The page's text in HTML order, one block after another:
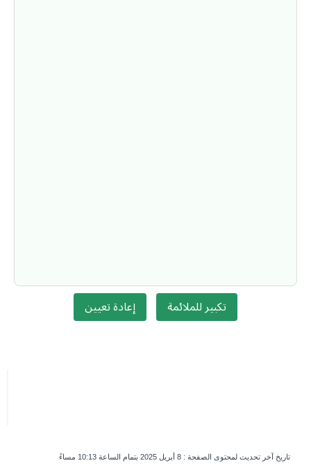
تكبير للملائمة إعادة تعيين
تاريخ آخر تحديث لمحتوى الصفحة : 8 أبريل 2025 بتمام الساعة 10:13 مساءً